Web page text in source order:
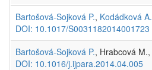
Bartošová-Sojková P., Kodádková A.
DOI: 10.1017/S0031182014001723
Bartošová-Sojková P., Hrabcová
DOI: 10.1016/j.ijpara.2014.04.005